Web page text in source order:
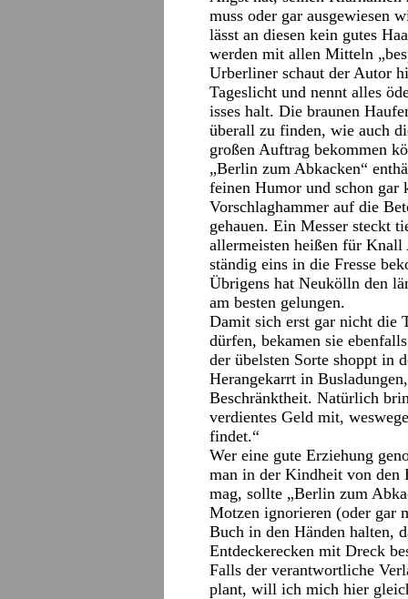
muss oder gar ausgewiesen
lässt an diesen kein gutes
werden mit allen Mitteln
Urberliner schaut der Autor
Tageslicht und nennt alles
isses halt. Die braunen
überall zu finden, wie auch
großen Auftrag bekommen
„Berlin zum Abkacken“
feinen Humor und schon
Vorschlaghammer auf die
gehauen. Ein Messer steckt
allermeisten heißen für
ständig eins in die Fresse
Übrigens hat Neukölln den
am besten gelungen.
Damit sich erst gar nicht die
dürfen, bekamen sie
der übelsten Sorte shoppt in
Herangekarrt in
Beschränktheit. Natürlich
verdientes Geld mit,
findet.“
Wer eine gute Erziehung
man in der Kindheit von den
mag, sollte „Berlin zum
Motzen ignorieren (oder gar
Buch in den Händen halten,
Entdeckerecken mit Dreck
Falls der verantwortliche
plant, will ich mich hier